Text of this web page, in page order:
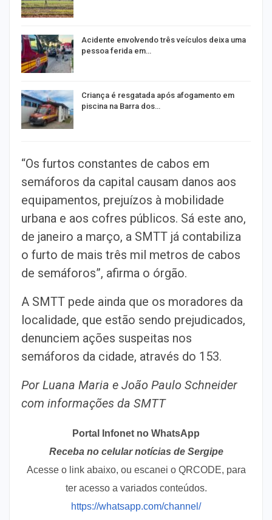
Acidente envolvendo três veículos deixa uma
pessoa ferida em…
Criança é resgatada após afogamento em
piscina na Barra dos…
“Os furtos constantes de cabos em
semáforos da capital causam danos aos
equipamentos, prejuízos à mobilidade
urbana e aos cofres públicos. Sá este ano,
de janeiro a março, a SMTT já contabiliza
o furto de mais três mil metros de cabos
de semáforos”, afirma o órgão.
A SMTT pede ainda que os moradores da
localidade, que estão sendo prejudicados,
denunciem ações suspeitas nos
semáforos da cidade, através do 153.
Por Luana Maria e João Paulo Schneider
com informações da SMTT
Portal Infonet no WhatsApp
Receba no celular notícias de Sergipe
Acesse o link abaixo, ou escanei o QRCODE, para
ter acesso a variados conteúdos.
https://whatsapp.com/channel/